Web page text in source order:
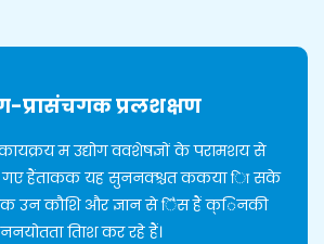
प्रासंचगक प्रलशक्षण
म उद्योग ववशेषज्ञों के परामशय से
हैंताकक यह सुननक्श्चत ककया िा सके
उन कौशि और ज्ञान से िैस हैं क्िनकी
ननयोतता तिाश कर रहे हैं।